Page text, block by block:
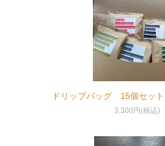
ドリップバッグ 15個セッ
3,300円(税込)